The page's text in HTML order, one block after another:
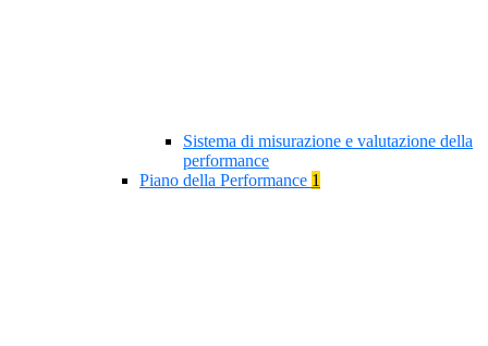
Sistema di misurazione e valutazione della
performance
Piano della Performance 1